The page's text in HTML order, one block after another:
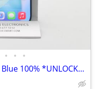
• • •
Apple iPhone 17 Pro Max 256GB Blue 100% *UNLOCKED/WARRANTY*